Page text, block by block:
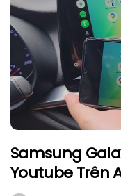
Samsung
Youtube Trên